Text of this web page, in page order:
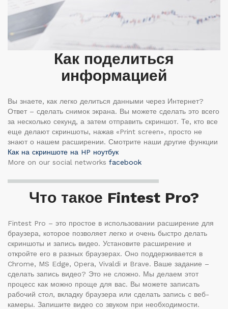
Как поделиться
информацией
Вы знаете, как легко делиться данными через Интернет?
Ответ – сделать снимок экрана. Вы можете сделать это всего
за несколько секунд, а затем отправить скриншот. Те, кто все
еще делают скриншоты, нажав «Print screen», просто не
знают о нашем расширении. Смотрите наши другие функции
Как на скриншоте на HP ноутбук
More on our social networks facebook
Что такое Fintest Pro?
Fintest Pro – это простое в использовании расширение для
браузера, которое позволяет легко и очень быстро делать
скриншоты и запись видео. Установите расширение и
откройте его в разных браузерах. Оно поддерживается в
Chrome, MS Edge, Opera, Vivaldi и Brave. Ваше задание –
сделать запись видео? Это не сложно. Мы делаем этот
процесс как можно проще для вас. Вы можете записать
рабочий стол, вкладку браузера или сделать запись с веб-
камеры. Запишите видео со звуком при необходимости.